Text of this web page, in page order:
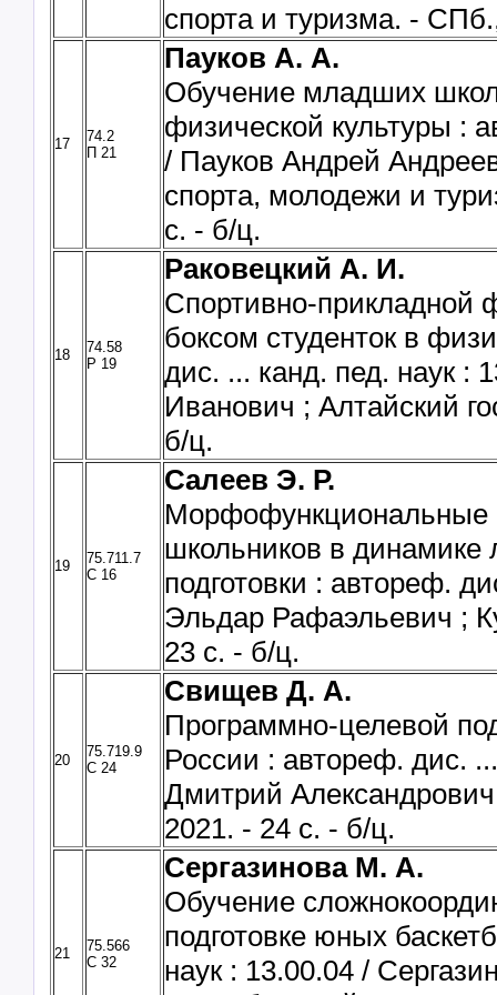
спорта и туризма. -
17
74.2
П 21
Пауков А. А.
Обучение младших
физической культуры :
/ Пауков Андрей
спорта, молодежи и
с. - б/ц.
18
74.58
Р 19
Раковецкий А. И.
Спортивно-прикладной
боксом студенток в
дис. ... канд. пед. наук :
Иванович ; Алтайский
б/ц.
19
75.711.7
С 16
Салеев Э. Р.
Морфофункциональные
школьников в динамике
подготовки : автореф.
Эльдар Рафаэльевич ;
23 с. - б/ц.
20
75.719.9
С 24
Свищев Д. А.
Программно-целевой
России : автореф. дис.
Дмитрий
2021. - 24 с. - б/ц.
21
75.566
С 32
Сергазинова М. А.
Обучение
подготовке юных
наук : 13.00.04 /